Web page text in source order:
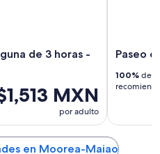
de 3 horas -
MXN
por adulto
Paseo
100% de
en Moorea-Maiao